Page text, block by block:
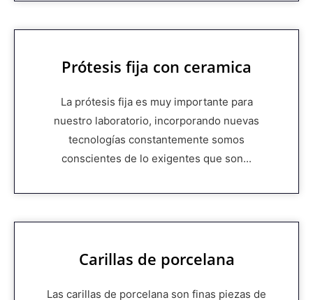
Prótesis fija con ceramica
La prótesis fija es muy importante para
nuestro laboratorio, incorporando nuevas
tecnologías constantemente somos
conscientes de lo exigentes que son...
Carillas de porcelana
Las carillas de porcelana son finas piezas de